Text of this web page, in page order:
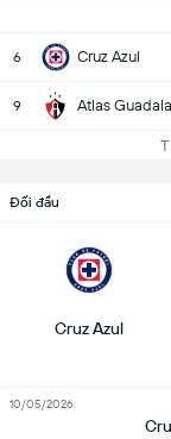
6 Cruz Azul
9 Atlas
Đối đầu
Cruz Azul
10/05/2026